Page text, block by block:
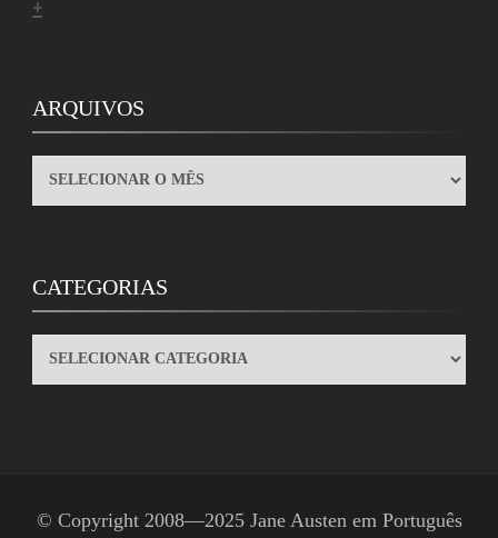
+
ARQUIVOS
ARQUIVOS
CATEGORIAS
CATEGORIAS
© Copyright 2008—2025 Jane Austen em Português